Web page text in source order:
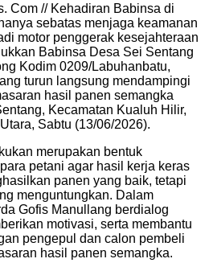
Com // Kehadiran Babinsa di
sebatas menjaga keamanan
motor penggerak kesejahteraan
Babinsa Desa Sei Sentang
Kodim 0209/Labuhanbatu,
turun langsung mendampingi
hasil panen semangka
Kecamatan Kualuh Hilir,
Sabtu (13/06/2026).
merupakan bentuk
petani agar hasil kerja keras
panen yang baik, tetapi
menguntungkan. Dalam
Gofis Manullang berdialog
motivasi, serta membantu
pengepul dan calon pembeli
hasil panen semangka.